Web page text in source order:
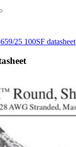
25 100SF datasheet